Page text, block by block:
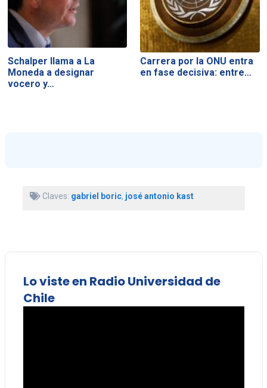
Schalper llama a La
Moneda a designar
vocero y…
Carrera por la ONU entra
en fase decisiva: entre…
Claves: gabriel boric, josé antonio kast
Lo viste en Radio Universidad de
Chile